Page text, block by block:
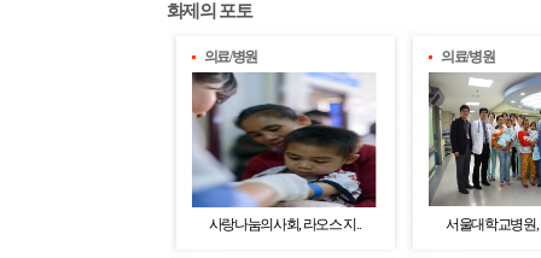
화제의 포토
의료/병원
사랑나눔의사회, 라오스 지..
의료/병원
서울대학교병원,